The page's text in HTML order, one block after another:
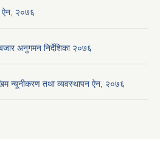
ऐन, २०७६
बजार अनुगमन निर्देशिका २०७६
न्यूनीकरण तथा व्यवस्थापन ऐन, २०७६